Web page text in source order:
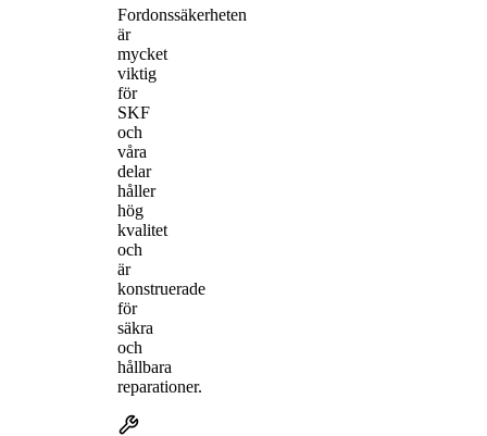
Fordonssäkerheten
är
mycket
viktig
för
SKF
och
våra
delar
håller
hög
kvalitet
och
är
konstruerade
för
säkra
och
hållbara
reparationer.